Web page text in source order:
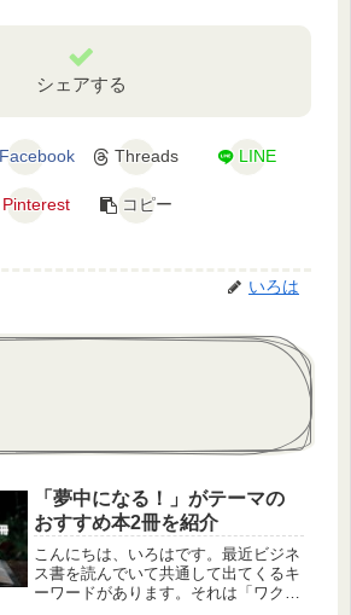
シェアする
Facebook Threads LINE
Pinterest コピー
いろは
「夢中になる！」がテーマの
おすすめ本2冊を紹介
こんにちは、いろはです。最近ビジネ
ス書を読んでいて共通して出てくるキ
ーワードがあります。それは「ワクワ